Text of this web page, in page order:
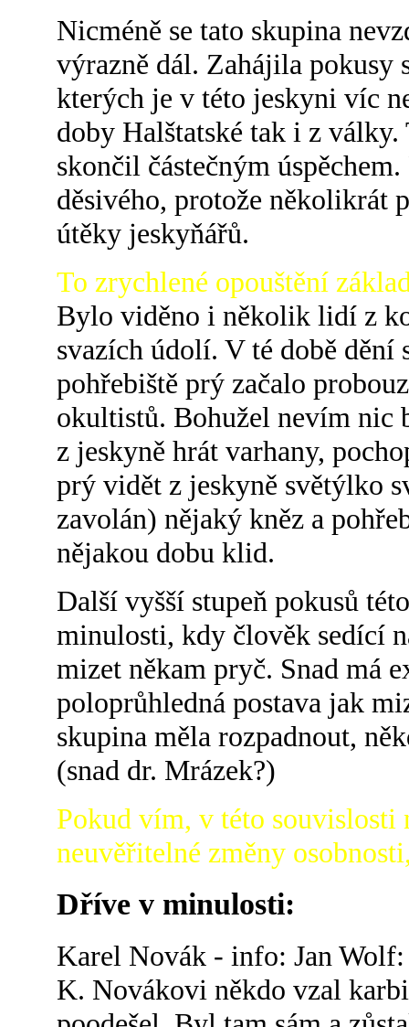
Nicméně se tato skupina
výrazně dál. Zahájila pokusy
kterých je v této jeskyni víc
doby Halštatské tak i z
skončil částečným
děsivého, protože několikrát
útěky jeskyňářů.
To zrychlené opouštění
Bylo viděno i několik lidí z
svazích údolí. V té době dění
pohřebiště prý začalo
okultistů. Bohužel nevím nic
z jeskyně hrát varhany,
prý vidět z jeskyně světýlko
zavolán) nějaký kněz a
nějakou dobu klid.
Další vyšší stupeň pokusů
minulosti, kdy člověk sedící
mizet někam pryč. Snad má
poloprůhledná postava jak
skupina měla rozpadnout,
(snad dr. Mrázek?)
Pokud vím, v této souvislosti
neuvěřitelné změny
Dříve v minulosti:
Karel Novák - info: Jan Wolf:
K. Novákovi někdo vzal